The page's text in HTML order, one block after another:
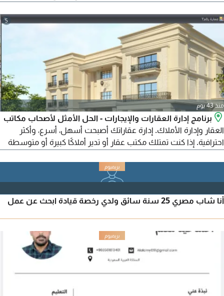
دائما بخدمتكم
5
منذ 43 يوم
برنامج إدارة العقارات والإيجارات - الحل الأمثل لأصحاب مكاتب
العقار وإدارة الأملاك. إدارة عقاراتك أصبحت أسهل، أسرع، وأكثر
احترافية. إذا كنت تمتلك مكتب عقار أو تدير أملاكًا كبيرة أو متوسطة
جميع أعمالك العقارية بكل سهولة: الإيجارات - العقود - التحصيل -
الصيانة - التقارير - التذكيرات - الحسابات، وكل ذلك بضغطة زر.
أنا شاب مصري 25 سنة سائق ولدي رخصة قيادة ابحث عن عمل